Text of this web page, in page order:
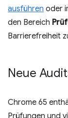
ausführen oder
den Bereich
Barrierefreiheit
Neue
Chrome 65